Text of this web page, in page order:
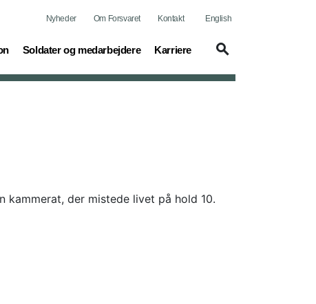
Nyheder Om Forsvaret Kontakt English
Soldater og medarbejdere
(current) Karriere
(current)
kammerat, der mistede livet på hold 10.